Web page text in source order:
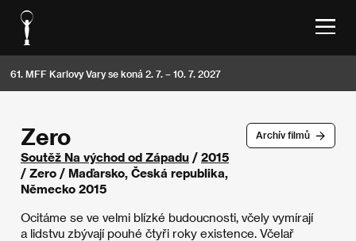
61. MFF Karlovy Vary se koná 2. 7. – 10. 7. 2027
Archív filmů
Zero
Soutěž Na východ od Západu / 2015
/ Zero / Maďarsko, Česká republika,
Německo 2015
Ocitáme se ve velmi blízké budoucnosti, včely vymírají
a lidstvu zbývají pouhé čtyři roky existence. Včelař